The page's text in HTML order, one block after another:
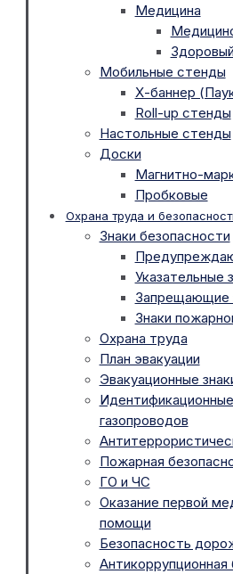
Медицина
Мобильные стенды
Х-баннер
Roll-up стенды
Настольные стенды
Доски
Магнитно-
Пробковые
Охрана труда и
Знаки безопасности
Указательные
Запрещающие
Знаки
Охрана труда
План эвакуации
Эвакуационные
газопроводов
Пожарная
ГО и ЧС
Оказание первой
помощи
Безопасность
Антикоррупционная